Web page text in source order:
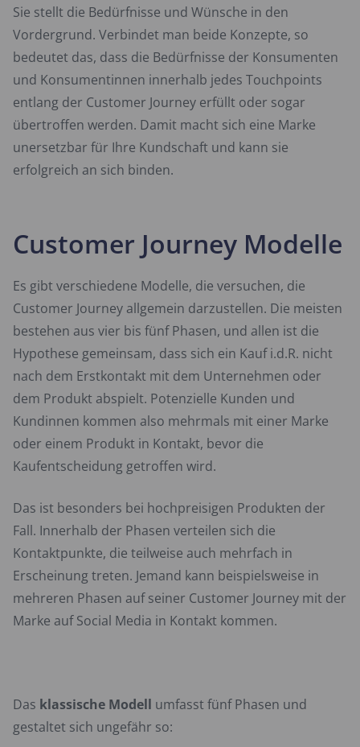
Sie stellt die Bedürfnisse und Wünsche in den
Vordergrund. Verbindet man beide Konzepte, so
bedeutet das, dass die Bedürfnisse der Konsumenten
und Konsumentinnen innerhalb jedes Touchpoints
entlang der Customer Journey erfüllt oder sogar
übertroffen werden. Damit macht sich eine Marke
unersetzbar für Ihre Kundschaft und kann sie
erfolgreich an sich binden.
Customer Journey Modelle
Es gibt verschiedene Modelle, die versuchen, die
Customer Journey allgemein darzustellen. Die meisten
bestehen aus vier bis fünf Phasen, und allen ist die
Hypothese gemeinsam, dass sich ein Kauf i.d.R. nicht
nach dem Erstkontakt mit dem Unternehmen oder
dem Produkt abspielt. Potenzielle Kunden und
Kundinnen kommen also mehrmals mit einer Marke
oder einem Produkt in Kontakt, bevor die
Kaufentscheidung getroffen wird.
Das ist besonders bei hochpreisigen Produkten der
Fall. Innerhalb der Phasen verteilen sich die
Kontaktpunkte, die teilweise auch mehrfach in
Erscheinung treten. Jemand kann beispielsweise in
mehreren Phasen auf seiner Customer Journey mit der
Marke auf Social Media in Kontakt kommen.
Das klassische Modell umfasst fünf Phasen und
gestaltet sich ungefähr so: